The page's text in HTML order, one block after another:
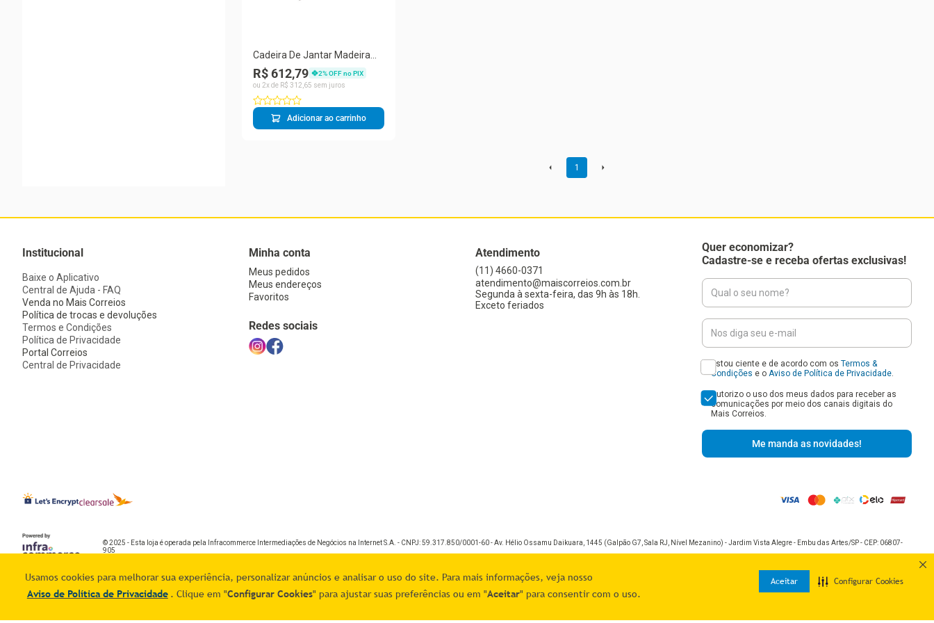
Usamos cookies para melhorar sua experiência, personalizar anúncios e analisar o uso do site. Para mais informações, veja nosso
Aviso de Política de Privacidade . Clique em "Configurar Cookies" para ajustar suas preferências ou em "Aceitar" para consentir com o uso.
Aceitar Configurar Cookies
Cadeira De Jantar Madeira
Maciça Castanho Helen Linho
Cinza Compose Facto Ocre -
Cor: Cinza
R$ 612,79 2% OFF no PIX
ou 2x de R$ 312 65 sem juros
Adicionar ao carrinho
1
Institucional
Baixe o Aplicativo
Central de Ajuda - FAQ
Venda no Mais Correios
Política de trocas e devoluções
Termos e Condições
Política de Privacidade
Portal Correios
Central de Privacidade
Minha conta
Meus pedidos
Meus endereços
Favoritos
Redes sociais
Atendimento
(11) 4660-0371
atendimento@maiscorreios.com.br
Segunda à sexta-feira, das 9h às 18h.
Exceto feriados
Quer economizar?
Cadastre-se e receba ofertas exclusivas!
Estou ciente e de acordo com os Termos &
Condições e o Aviso de Política de Privacidade
Autorizo o uso dos meus dados para receber as
comunicações por meio dos canais digitais do
Mais Correios.
Me manda as novidades!
© 2025 - Esta loja é operada pela Infracommerce Intermediações de Negócios na Internet S.A. - CNPJ: 59.317.850/0001-60 - Av. Hélio Ossamu Daikuara, 1445 (Galpão G7, Sala RJ, Nível Mezanino) - Jardim Vista Alegre - Embu das Artes/SP - CEP: 06807-
905